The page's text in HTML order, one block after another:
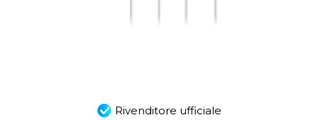
Rivenditore ufficiale